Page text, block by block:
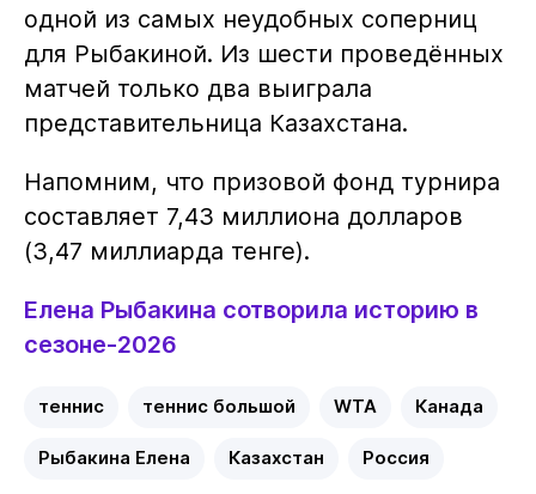
одной из самых неудобных соперниц
для Рыбакиной. Из шести проведённых
матчей только два выиграла
представительница Казахстана.
Напомним, что призовой фонд турнира
составляет 7,43 миллиона долларов
(3,47 миллиарда тенге).
Елена Рыбакина сотворила историю в
сезоне-2026
теннис теннис большой WTA Канада
Рыбакина Елена Казахстан Россия